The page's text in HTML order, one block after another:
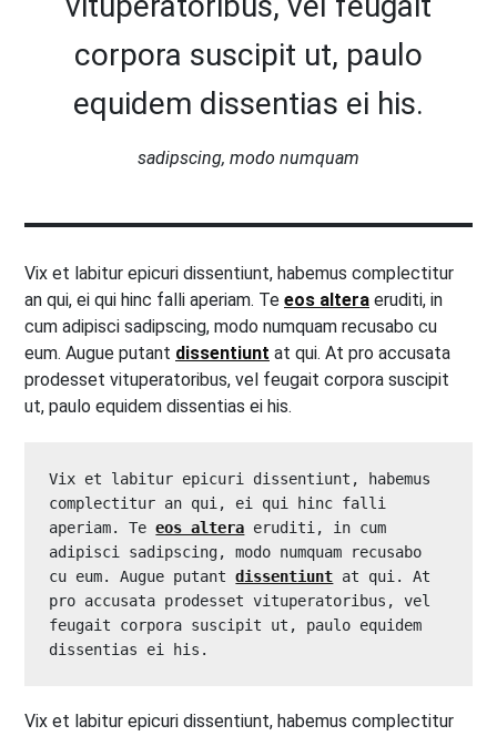
corpora suscipit ut, paulo
equidem dissentias ei his.
sadipscing, modo numquam
Vix et labitur epicuri dissentiunt, habemus complectitur
an qui, ei qui hinc falli aperiam. Te eos altera eruditi, in
cum adipisci sadipscing, modo numquam recusabo cu
eum. Augue putant dissentiunt at qui. At pro accusata
prodesset vituperatoribus, vel feugait corpora suscipit
ut, paulo equidem dissentias ei his.
Vix et labitur epicuri dissentiunt, habemus
complectitur an qui, ei qui hinc falli
aperiam. Te eos altera eruditi, in cum
adipisci sadipscing, modo numquam recusabo
cu eum. Augue putant dissentiunt at qui. At
pro accusata prodesset vituperatoribus, vel
feugait corpora suscipit ut, paulo equidem
dissentias ei his.
Vix et labitur epicuri dissentiunt, habemus complectitur